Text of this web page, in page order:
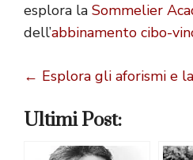
esplora la Sommelier
dell’abbinamento cibo-
← Esplora gli aforismi e
Ultimi Post: